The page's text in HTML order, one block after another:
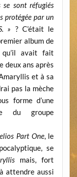
se sont réfugiés
protégée par un
» ? C’était le
album de
qu’il avait fait
deux ans après
et à sa
pas la mèche
forme d’une
du groupe
Part One, le
se
mais, fort
attendre aussi